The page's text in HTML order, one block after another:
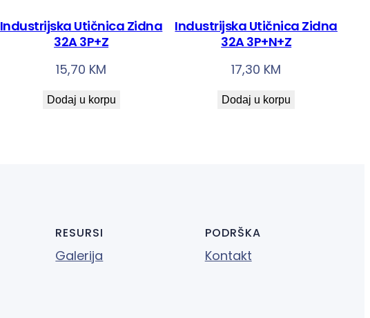
Industrijska Utičnica Zidna
32A 3P+Z
15,70 KM
Dodaj u korpu
Industrijska Utičnica Zidna
32A 3P+N+Z
17,30 KM
Dodaj u korpu
RESURSI
Galerija
PODRŠKA
Kontakt